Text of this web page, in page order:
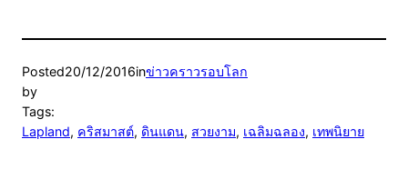
Posted20/12/2016inข่าวคราวรอบโลก
by
Tags:
Lapland, คริสมาสต์, ดินแดน, สวยงาม, เฉลิมฉลอง, เทพนิยาย